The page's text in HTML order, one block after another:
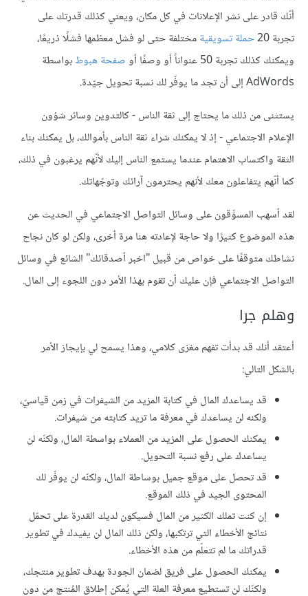
أنّك قادر على نشر اﻹعلانات في كل مكان، ويعني كذلك قدرتك على
تجربة 20
حملة تسويقيةمختلفة حتى لو فشل معظمها فشلًا ذريعًا،
ويمكنك كذلك تجربة 50 عنواناً أو وصفًا أو
صفحة هبوطبواسطة
AdWords إلى أن تجد ما يوفّر لك نسبة تحويل جيّدة.
يستثنى من ذلك ما يحتاج إلى ثقة الناس - كالتدوين وسائر شؤون
الإعلام الاجتماعي - إذ لا يمكنك شراء ثقة الناس بأموالك، بل يمكنك بناء
الثقة واكتساب الاهتمام عندما يستمع الناس إليك لأنّهم يرغبون في ذلك،
كما أنّهم يتفاعلون معك لأنهم يحترمون آرائك وتوجّهاتك.
لقد أسهب المسوِّقون على وسائل التواصل الاجتماعي في الحديث عن
هذه الموضوع كثيرًا ولا حاجة لإعادته هنا مرة أخرى، ولكن لو كان نجاح
نشاطك متوقفًا على خواص من قبيل "اخبر أصدقائك" الشائع في وسائل
التواصل الاجتماعي فإن عليك أن تقوم بهذا الأمر دون اللجوء إلى المال.
وهلم جرا
أعتقد أنك قد بدأت تفهم مغزى كلامي، وهذا يسمح لي بإيجاز الأمر
بالشكل التالي:
قد يساعدك المال في كتابة المزيد من الشيفرات في زمن قياسيّ،
ولكنه لن يساعدك في معرفة ما تريد كتابته من شيفرات.
يمكنك الحصول على المزيد من العملاء بواسطة المال، ولكنّه لن
يساعدك على رفع نسبة التحويل.
قد تحصل على موقع جميل بوساطة المال، ولكنّه لن يوفّر لك
المحتوى الجيد في ذلك الموقع.
إن كنت تملك الكثير من المال فسيكون لديك القدرة على تحمّل
نتائج الأخطاء التي ترتكبها، ولكن ذلك المال لن يفيدك في تطوير
قدراتك ما لم تتعلّم من هذه الأخطاء.
يمكنك الحصول على فريق لضمان الجودة بهدف تطوير منتجك،
ولكنّك لن تستطيع معرفة العلة التي يُمكن إطلاق المُنتج من دون